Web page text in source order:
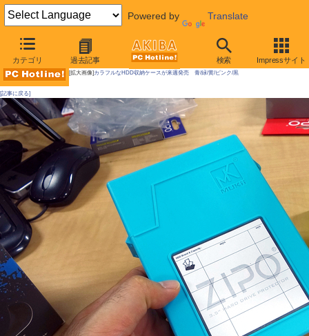
Powered by Translate
カテゴリ 過去記事 検索 Impressサイト
AKIBA PC Hotline!
[拡大画像] カラフルなHDD収納ケースが来週発売 青/緑/黄/ピンク/黒
[記事に戻る]